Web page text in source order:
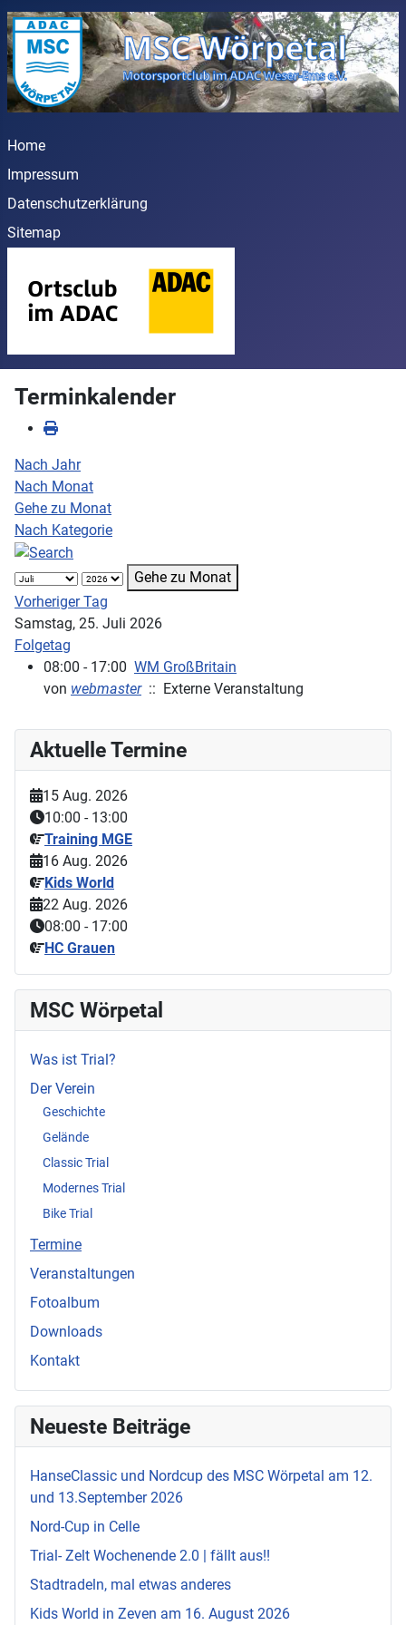
Home
Impressum
Datenschutzerklärung
Sitemap
Terminkalender
Nach Jahr
Nach Monat
Gehe zu Monat
Nach Kategorie
Gehe zu Monat
Vorheriger Tag
Samstag, 25. Juli 2026
Folgetag
08:00 - 17:00 WM GroßBritain
von webmaster:: Externe Veranstaltung
Aktuelle Termine
15 Aug. 2026
10:00 - 13:00
Training MGE
16 Aug. 2026
Kids World
22 Aug. 2026
08:00 - 17:00
HC Grauen
MSC Wörpetal
Was ist Trial?
Der Verein
Geschichte
Gelände
Classic Trial
Modernes Trial
Bike Trial
Termine
Veranstaltungen
Fotoalbum
Downloads
Kontakt
Neueste Beiträge
HanseClassic und Nordcup des MSC Wörpetal am 12.
und 13.September 2026
Nord-Cup in Celle
Trial- Zelt Wochenende 2.0 | fällt aus!!
Stadtradeln, mal etwas anderes
Kids World in Zeven am 16. August 2026